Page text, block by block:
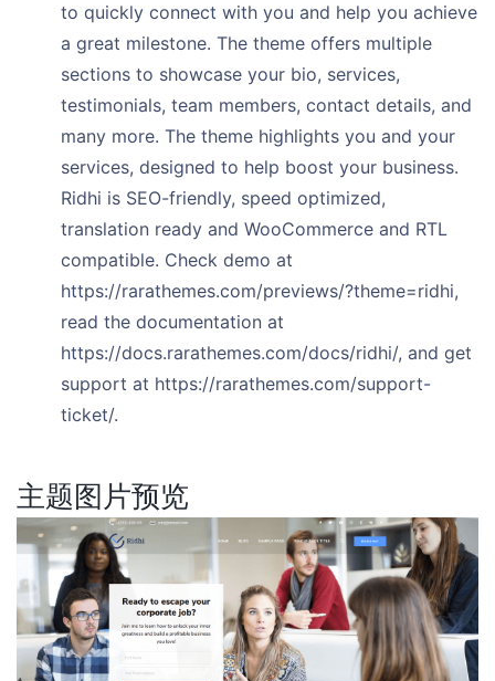
to quickly connect with you and help you achieve
a great milestone. The theme offers multiple
sections to showcase your bio, services,
testimonials, team members, contact details, and
many more. The theme highlights you and your
services, designed to help boost your business.
Ridhi is SEO-friendly, speed optimized,
translation ready and WooCommerce and RTL
compatible. Check demo at
https://rarathemes.com/previews/?theme=ridhi,
read the documentation at
https://docs.rarathemes.com/docs/ridhi/, and get
support at https://rarathemes.com/support-
ticket/.
主题图片预览